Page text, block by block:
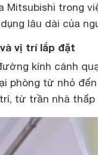
Mitsubishi trong
lâu dài của
vị trí lắp đặt
kính cánh
phòng từ nhỏ
từ trần nhà thấp